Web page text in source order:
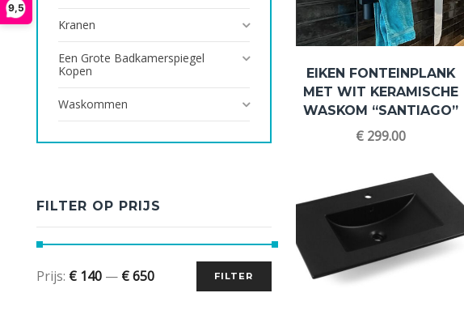
9,5
EIKEN FONTEINPLANK
MET WIT KERAMISCHE
WASKOM “SANTIAGO”
€ 299.00
Kranen
Een Grote Badkamerspiegel
Kopen
Waskommen
FILTER OP PRIJS
FILTER
Prijs: € 140 — € 650